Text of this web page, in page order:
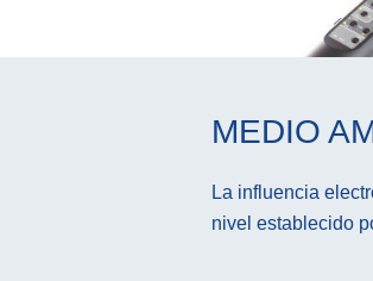
MEDIO
La influencia
nivel establecido